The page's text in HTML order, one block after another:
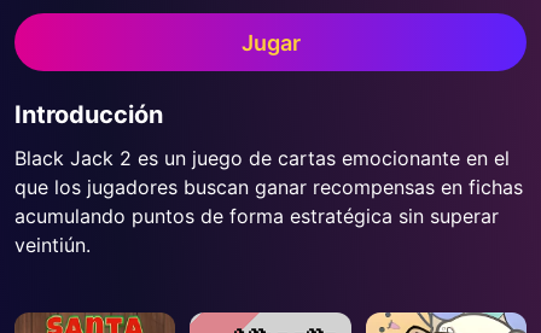
Jugar
Introducción
Black Jack 2 es un juego de cartas emocionante en el
que los jugadores buscan ganar recompensas en fichas
acumulando puntos de forma estratégica sin superar
veintiún.